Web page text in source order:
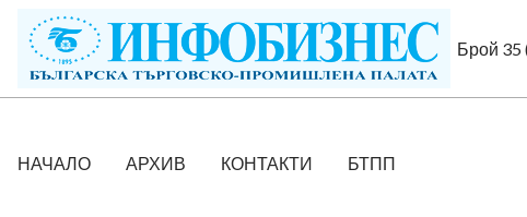
Брой 35
НАЧАЛО АРХИВ КОНТАКТИ БТПП